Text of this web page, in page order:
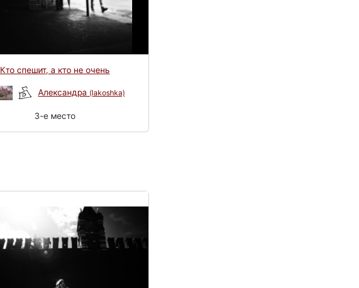
Кто спешит, а кто не очень
Александра (lakoshka)
3-e место